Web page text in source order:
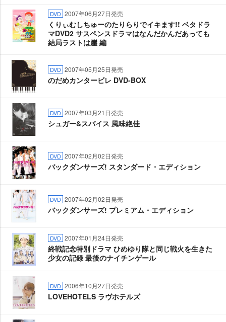
DVD 2007年06月27日発売
くりぃむしちゅーのたりらりでイキます!! ベタドラ
マDVD2 サスペンスドラマはなんだかんだあっても
結局ラストは崖 編
DVD 2007年05月25日発売
のだめカンタービレ DVD-BOX
DVD 2007年03月21日発売
シュガー&スパイス 風味絶佳
DVD 2007年02月02日発売
バックダンサーズ! スタンダード・エディション
DVD 2007年02月02日発売
バックダンサーズ! プレミアム・エディション
DVD 2007年01月24日発売
終戦記念特別ドラマ ひめゆり隊と同じ戦火を生きた
少女の記録 最後のナイチンゲール
DVD 2006年10月27日発売
LOVEHOTELS ラヴホテルズ